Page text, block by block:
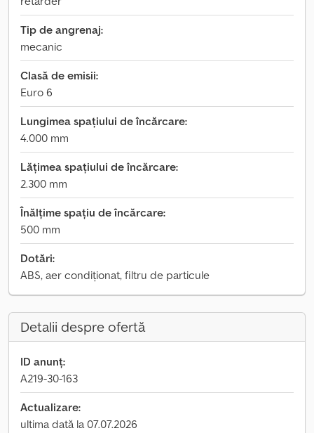
Tip de angrenaj:
mecanic
Clasă de emisii:
Euro 6
Lungimea spațiului de încărcare:
4.000 mm
Lățimea spațiului de încărcare:
2.300 mm
Înălțime spațiu de încărcare:
500 mm
Dotări:
ABS, aer condiționat, filtru de particule
Detalii despre ofertă
ID anunț:
A219-30-163
Actualizare:
ultima dată la 07.07.2026